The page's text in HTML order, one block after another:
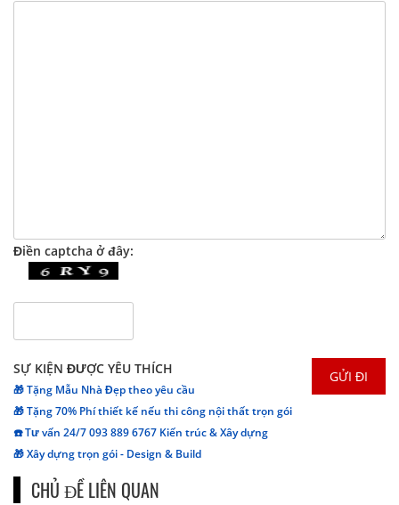
Điền captcha ở đây:
SỰ KIỆN ĐƯỢC YÊU THÍCH
🎁 Tặng Mẫu Nhà Đẹp theo yêu cầu
🎁 Tặng 70% Phí thiết kế nếu thi công nội thất trọn gói
☎️ Tư vấn 24/7 093 889 6767 Kiến trúc & Xây dựng
🎁 Xây dựng trọn gói - Design & Build
CHỦ ĐỀ LIÊN QUAN